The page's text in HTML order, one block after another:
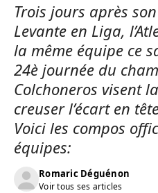
Trois jours après
Levante en Liga,
la même équipe ce
24è journée du
Colchoneros visent
creuser l’écart en
Voici les compos
équipes:
Romaric Déguénon
Voir tous ses articles